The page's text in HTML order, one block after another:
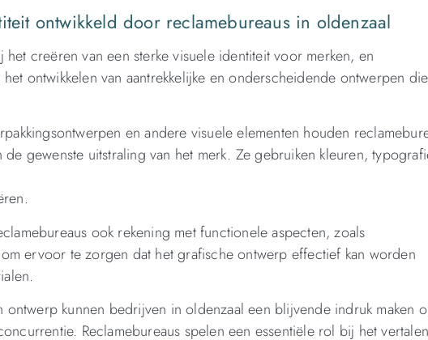
ontwikkeld door reclamebureaus in oldenzaal
creëren van een sterke visuele identiteit voor merken, en
ontwikkelen van aantrekkelijke en onderscheidende ontwerpen
en andere visuele elementen houden
gewenste uitstraling van het merk. Ze gebruiken kleuren,
ook rekening met functionele aspecten, zoals
ervoor te zorgen dat het grafische ontwerp effectief kan worden
kunnen bedrijven in oldenzaal een blijvende indruk maken
Reclamebureaus spelen een essentiële rol bij het